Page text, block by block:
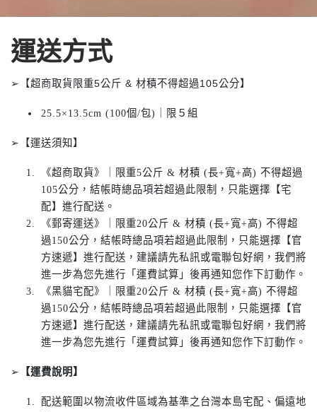
運送方式
➢【超商取貨限重5公斤 & 材積不得超過105公分】
25.5×13.5cm (100個/包)｜限５組
➢【運送須知】
《超商取貨》｜限重5公斤 & 材積 (長+寬+高) 不得超過
105公分，結帳時總品項若超過此限制，只能選擇【宅
配】進行配送。
《郵寄運送》｜限重20公斤 & 材積 (長+寬+高) 不得超
過150公分，結帳時總品項若超過此限制，只能選擇【官
方速遞】進行配送，建議請先私訊或電聯包好網，我們將
進一步為您先進行「運費試算」後再通知您作下訂動作。
《黑貓宅配》｜限重20公斤 & 材積 (長+寬+高) 不得超
過150公分，結帳時總品項若超過此限制，只能選擇【官
方速遞】進行配送，建議請先私訊或電聯包好網，我們將
進一步為您先進行「運費試算」後再通知您作下訂動作。
➢ 【運費說明】
配送範圍以物流收件區域為基準之台灣本島宅配、偏遠地